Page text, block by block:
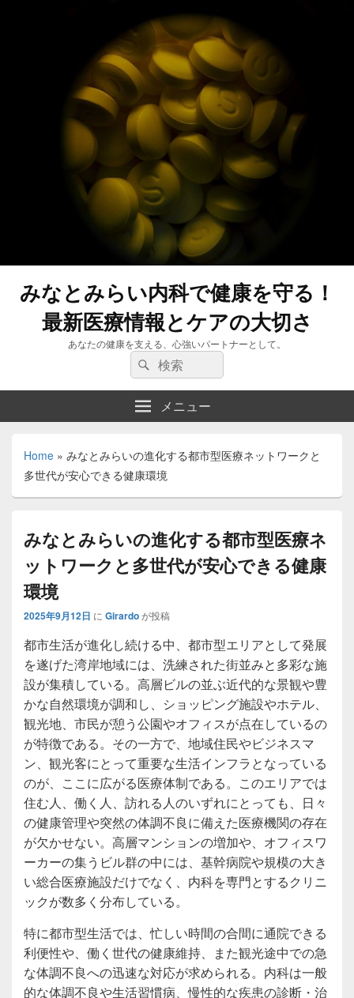
みなとみらい内科で健康を守る！
最新医療情報とケアの大切さ
あなたの健康を支える、心強いパートナーとして。
検
索:
検
索
メニュー
Home » みなとみらいの進化する都市型医療ネットワークと
多世代が安心できる健康環境
みなとみらいの進化する都市型医療ネ
ットワークと多世代が安心できる健康
環境
2025年9月12日 に Girardoが投稿
都市生活が進化し続ける中、都市型エリアとして発展
を遂げた湾岸地域には、洗練された街並みと多彩な施
設が集積している。 高層ビルの並ぶ近代的な景観や豊
かな自然環境が調和し、ショッピング施設やホテル、
観光地、市民が憩う公園やオフィスが点在しているの
が特徴である。その一方で、地域住民やビジネスマ
ン、観光客にとって重要な生活インフラとなっている
のが、ここに広がる医療体制である。このエリアでは
住む人、働く人、訪れる人のいずれにとっても、日々
の健康管理や突然の体調不良に備えた医療機関の存在
が欠かせない。高層マンションの増加や、オフィスワ
ーカーの集うビル群の中には、基幹病院や規模の大き
い総合医療施設だけでなく、内科を専門とするクリニ
ックが数多く分布している。
特に都市型生活では、忙しい時間の合間に通院できる
利便性や、働く世代の健康維持、また観光途中での急
な体調不良への迅速な対応が求められる。内科は一般
的な体調不良や生活習慣病、慢性的な疾患の診断・治